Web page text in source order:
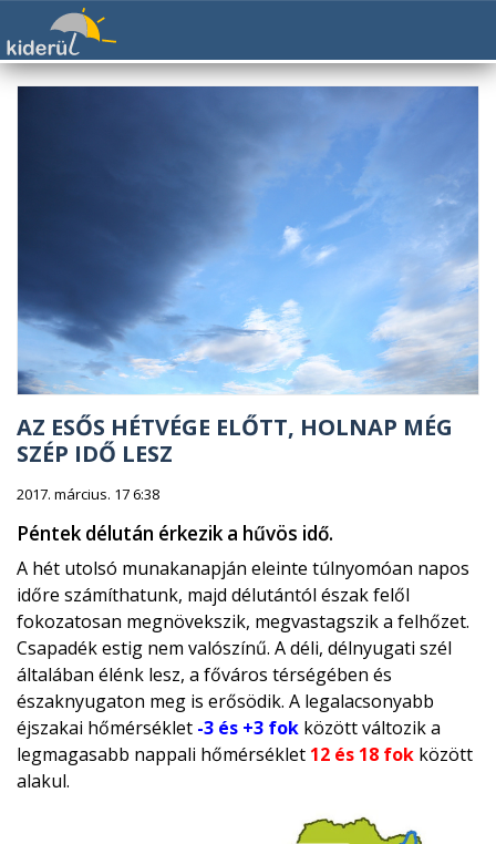
AZ ESŐS HÉTVÉGE ELŐTT, HOLNAP MÉG
SZÉP IDŐ LESZ
2017. március. 17 6:38
Péntek délután érkezik a hűvös idő.
A hét utolsó munakanapján eleinte túlnyomóan napos
időre számíthatunk, majd délutántól észak felől
fokozatosan megnövekszik, megvastagszik a felhőzet.
Csapadék estig nem valószínű. A déli, délnyugati szél
általában élénk lesz, a főváros térségében és
északnyugaton meg is erősödik. A legalacsonyabb
éjszakai hőmérséklet -3 és +3 fok között változik a
legmagasabb nappali hőmérséklet 12 és 18 fok között
alakul.